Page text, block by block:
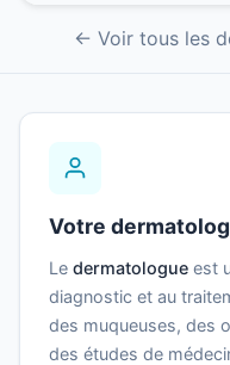
← Voir tous les
Votre
Le dermatologue est
diagnostic et au
des muqueuses, des
des études de